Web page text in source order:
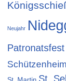
Neujahr
Patronatsfest
Schützenheim
St.